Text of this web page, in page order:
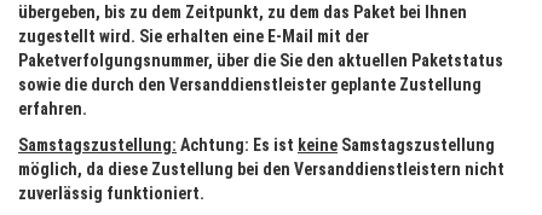
übergeben, bis zu dem Zeitpunkt, zu dem das Paket bei Ihnen
zugestellt wird. Sie erhalten eine E-Mail mit der
Paketverfolgungsnummer, über die Sie den aktuellen Paketstatus
sowie die durch den Versanddienstleister geplante Zustellung
erfahren.
Samstagszustellung: Achtung: Es ist keine Samstagszustellung
möglich, da diese Zustellung bei den Versanddienstleistern nicht
zuverlässig funktioniert.